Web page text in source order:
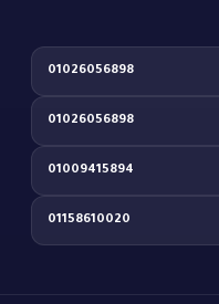
01026056898
01026056898
01009415894
01158610020